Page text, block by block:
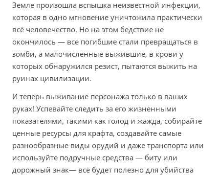
Земле произошла вспышка неизвестной инфекции,
которая в одно мгновение уничтожила практически
всё человечество. Но на этом бедствие не
окончилось — все погибшие стали превращаться в
зомби, а малочисленные выжившие, в крови у
которых обнаружился резист, пытаются выжить на
руинах цивилизации.
И теперь выживание персонажа только в ваших
руках! Успевайте следить за его жизненными
показателями, такими как голод и жажда, собирайте
ценные ресурсы для крафта, создавайте самые
разнообразные виды орудий и даже транспорта или
используйте подручные средства — биту или
дорожный знак— всё будет полезно для убийства